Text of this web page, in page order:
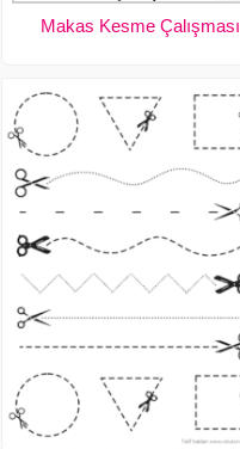
Makas Kesme Çalışması